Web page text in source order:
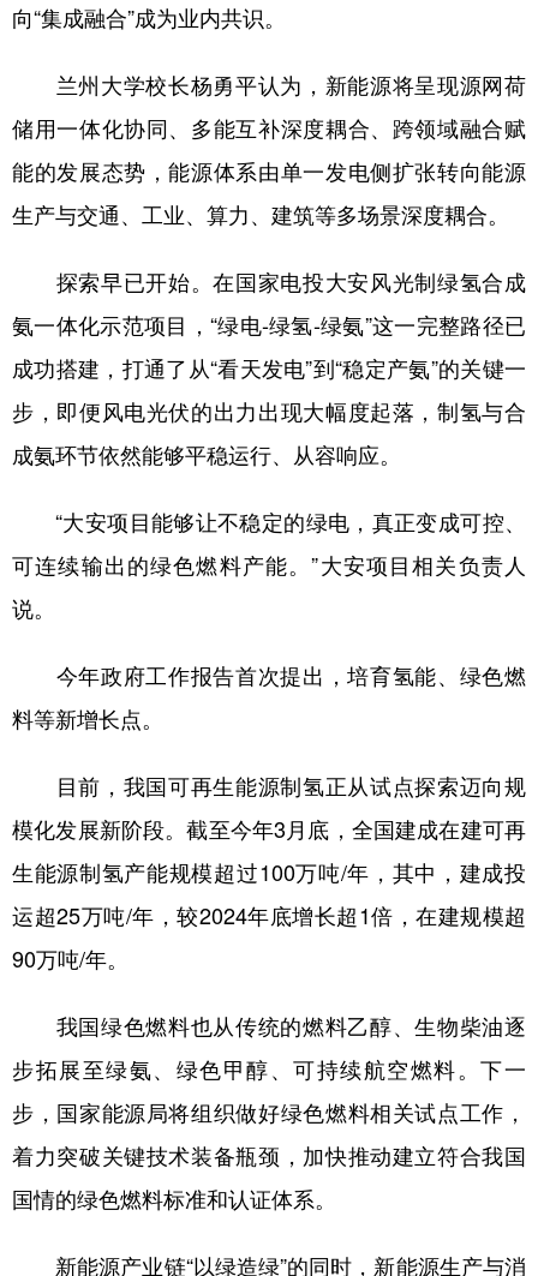
向“集成融合”成为业内共识。
兰州大学校长杨勇平认为，新能源将呈现源网荷
储用一体化协同、多能互补深度耦合、跨领域融合赋
能的发展态势，能源体系由单一发电侧扩张转向能源
生产与交通、工业、算力、建筑等多场景深度耦合。
探索早已开始。在国家电投大安风光制绿氢合成
氨一体化示范项目，“绿电-绿氢-绿氨”这一完整路径已
成功搭建，打通了从“看天发电”到“稳定产氨”的关键一
步，即便风电光伏的出力出现大幅度起落，制氢与合
成氨环节依然能够平稳运行、从容响应。
“大安项目能够让不稳定的绿电，真正变成可控、
可连续输出的绿色燃料产能。”大安项目相关负责人
说。
今年政府工作报告首次提出，培育氢能、绿色燃
料等新增长点。
目前，我国可再生能源制氢正从试点探索迈向规
模化发展新阶段。截至今年3月底，全国建成在建可再
生能源制氢产能规模超过100万吨/年，其中，建成投
运超25万吨/年，较2024年底增长超1倍，在建规模超
90万吨/年。
我国绿色燃料也从传统的燃料乙醇、生物柴油逐
步拓展至绿氨、绿色甲醇、可持续航空燃料。下一
步，国家能源局将组织做好绿色燃料相关试点工作，
着力突破关键技术装备瓶颈，加快推动建立符合我国
国情的绿色燃料标准和认证体系。
新能源产业链“以绿造绿”的同时，新能源生产与消